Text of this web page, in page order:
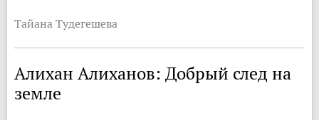
Тайана Тудегешева
Алихан Алиханов: Добрый след на
земле